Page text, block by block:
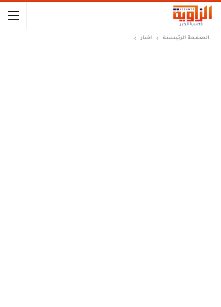
الصفحة الرئيسية اخبار